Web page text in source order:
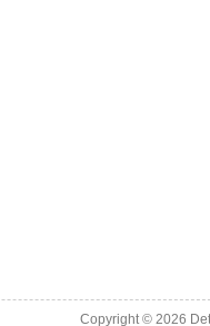
Copyright © 2026